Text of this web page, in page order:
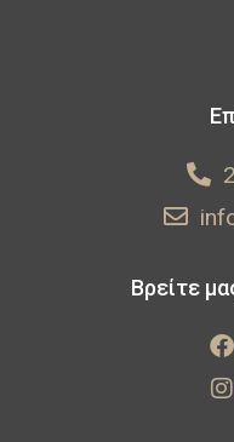
Βρείτε